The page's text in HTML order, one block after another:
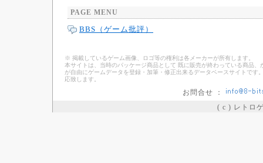
PAGE MENU
BBS（ゲーム批評）
※ 掲載しているゲーム画像、ロゴ等の権利は各メーカーが所有します。
本サイトは、当時のパッケージ商品として 既に販売が終わっている商品
が自由にゲームデータを登録・加筆・修正出来るデータベースサイトで
応致します。
お問合せ ：
( c ) レトロ